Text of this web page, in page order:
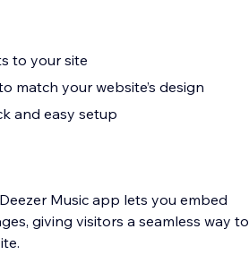
to your site
match your website’s design
and easy setup
Music app lets you embed
giving visitors a seamless way to